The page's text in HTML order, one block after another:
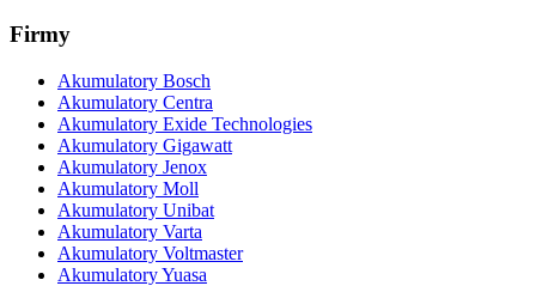
Firmy
Akumulatory Bosch
Akumulatory Centra
Akumulatory Exide Technologies
Akumulatory Gigawatt
Akumulatory Jenox
Akumulatory Moll
Akumulatory Unibat
Akumulatory Varta
Akumulatory Voltmaster
Akumulatory Yuasa